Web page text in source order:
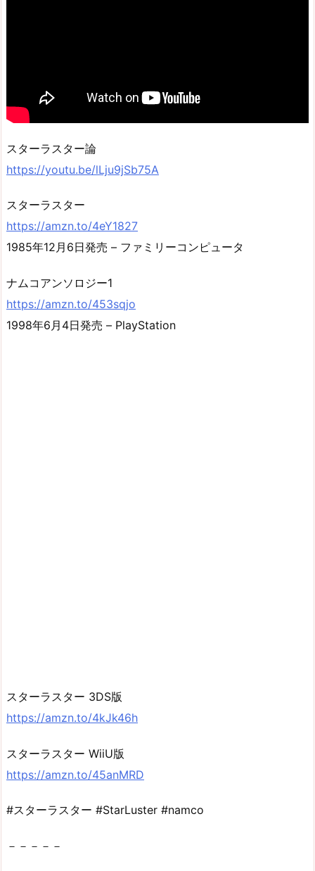
スターラスター論
https://youtu.be/lLju9jSb75A
スターラスター
https://amzn.to/4eY1827
1985年12月6日発売 – ファミリーコンピュータ
ナムコアンソロジー1
https://amzn.to/453sqjo
1998年6月4日発売 – PlayStation
スターラスター 3DS版
https://amzn.to/4kJk46h
スターラスター WiiU版
https://amzn.to/45anMRD
#スターラスター #StarLuster #namco
－－－－－